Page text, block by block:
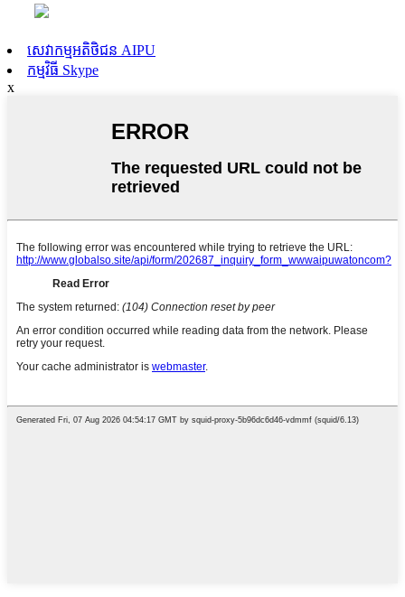
សេវាកម្មអតិថិជន AIPU
កម្មវិធី Skype
x